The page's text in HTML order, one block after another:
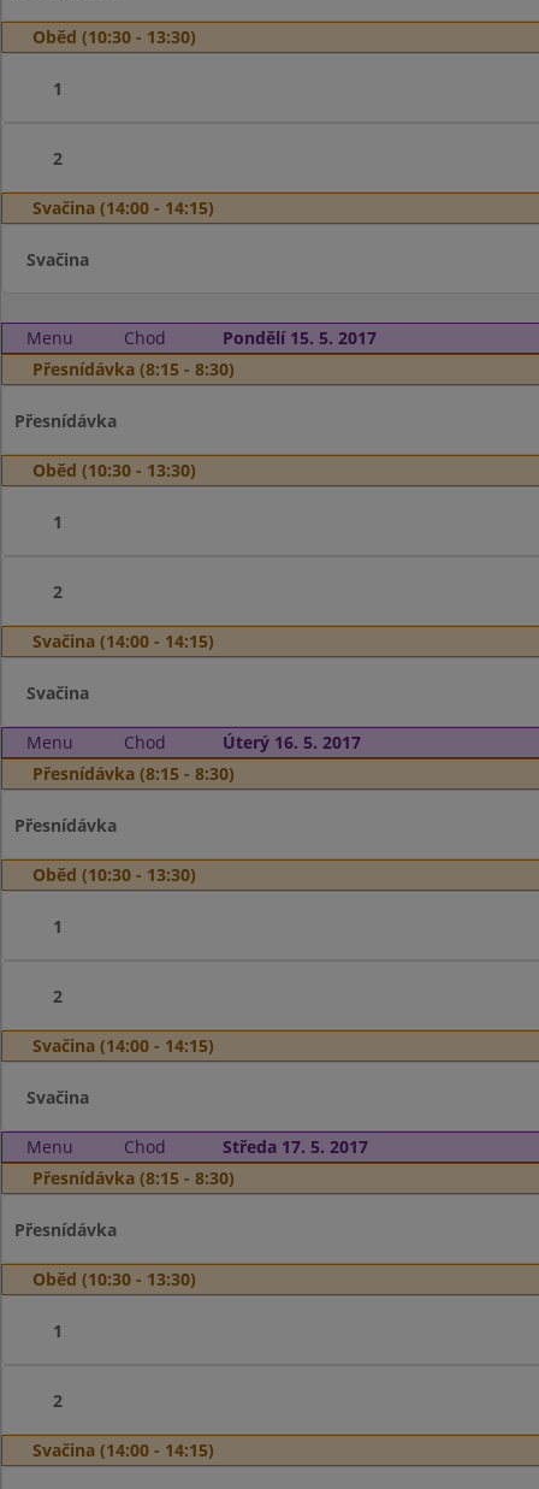
Oběd (10:30 - 13:30)
1
2
Svačina (14:00 - 14:15)
Svačina
Menu Chod
Pondělí 15. 5. 2017
Přesnídávka (8:15 - 8:30)
Přesnídávka
Oběd (10:30 - 13:30)
1
2
Svačina (14:00 - 14:15)
Svačina
Menu Chod
Úterý 16. 5. 2017
Přesnídávka (8:15 - 8:30)
Přesnídávka
Oběd (10:30 - 13:30)
1
2
Svačina (14:00 - 14:15)
Svačina
Menu Chod
Středa 17. 5. 2017
Přesnídávka (8:15 - 8:30)
Přesnídávka
Oběd (10:30 - 13:30)
1
2
Svačina (14:00 - 14:15)